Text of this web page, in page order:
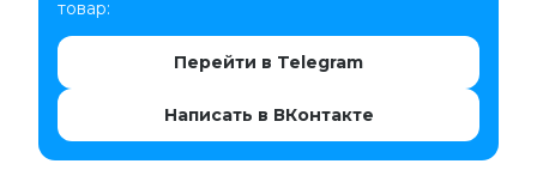
товар:
Перейти в Telegram
Написать в ВКонтакте